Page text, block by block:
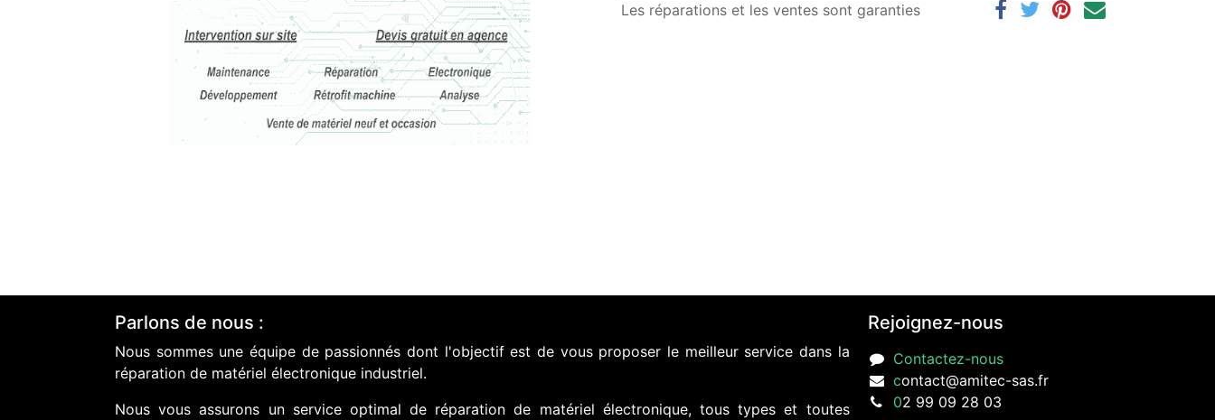
Les réparations et les ventes sont garanties
Parlons de nous :
Nous sommes une équipe de passionnés dont l'objectif est de vous proposer le meilleur service dans la
réparation de matériel électronique industriel.
Nous vous assurons un service optimal de réparation de matériel électronique, tous types et toutes
Rejoignez-nous
Contactez-nous
contact@amitec-sas.fr
02 99 09 28 03